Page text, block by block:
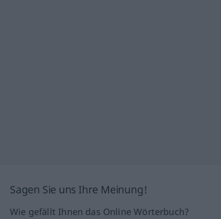
Sagen Sie uns Ihre Meinung!
Wie gefällt Ihnen das Online Wörterbuch?